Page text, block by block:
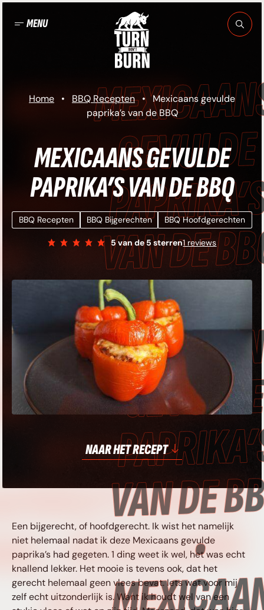
naar MENU
Home • BBQ Recepten • Mexicaans gevulde
paprika’s van de BBQ
MEXICAANS GEVULDE
PAPRIKA’S VAN DE BBQ
BBQ Recepten BBQ Bijgerechten BBQ Hoofdgerechten
5van de 5 sterren1 reviews
MEXICAANS
GEVULDE
VAN DE
• MEXICAANS
GEVULDE
VAN DE
• MEXICAANS
GEVULDE
VAN DE
• MEXICAANS
NAAR HET RECEPT
Een bijgerecht, of hoofdgerecht. Ik wist het namelijk
niet helemaal nadat ik deze Mexicaans gevulde
paprika’s had gegeten. 1 ding weet ik wel, het was echt
knallend lekker. Het mooie is tevens ook, dat het
gerecht helemaal geen vlees bevat. Iets wat voor mij
zelf echt uitzonderlijk is. Want ik houdt wel van een